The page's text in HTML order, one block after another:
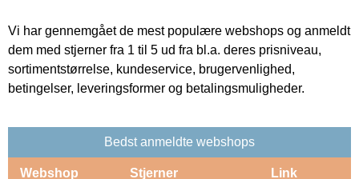
Vi har gennemgået de mest populære webshops og anmeldt
dem med stjerner fra 1 til 5 ud fra bl.a. deres prisniveau,
sortimentstørrelse, kundeservice, brugervenlighed,
betingelser, leveringsformer og betalingsmuligheder.
Bedst anmeldte webshops
Webshop Stjerner Link